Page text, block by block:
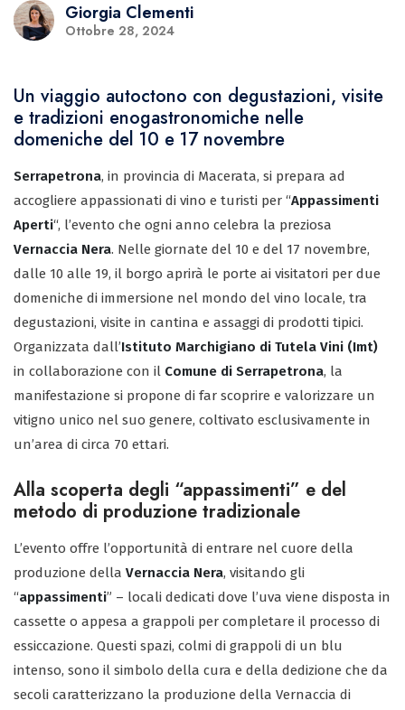
Giorgia Clementi
Ottobre 28, 2024
Un viaggio autoctono con degustazioni, visite
e tradizioni enogastronomiche nelle
domeniche del 10 e 17 novembre
Serrapetrona, in provincia di Macerata, si prepara ad
accogliere appassionati di vino e turisti per “Appassimenti
Aperti“, l’evento che ogni anno celebra la preziosa
Vernaccia Nera. Nelle giornate del 10 e del 17 novembre,
dalle 10 alle 19, il borgo aprirà le porte ai visitatori per due
domeniche di immersione nel mondo del vino locale, tra
degustazioni, visite in cantina e assaggi di prodotti tipici.
Organizzata dall’Istituto Marchigiano di Tutela Vini (Imt)
in collaborazione con il Comune di Serrapetrona, la
manifestazione si propone di far scoprire e valorizzare un
vitigno unico nel suo genere, coltivato esclusivamente in
un’area di circa 70 ettari.
Alla scoperta degli “appassimenti” e del
metodo di produzione tradizionale
L’evento offre l’opportunità di entrare nel cuore della
produzione della Vernaccia Nera, visitando gli
“appassimenti” – locali dedicati dove l’uva viene disposta in
cassette o appesa a grappoli per completare il processo di
essiccazione. Questi spazi, colmi di grappoli di un blu
intenso, sono il simbolo della cura e della dedizione che da
secoli caratterizzano la produzione della Vernaccia di